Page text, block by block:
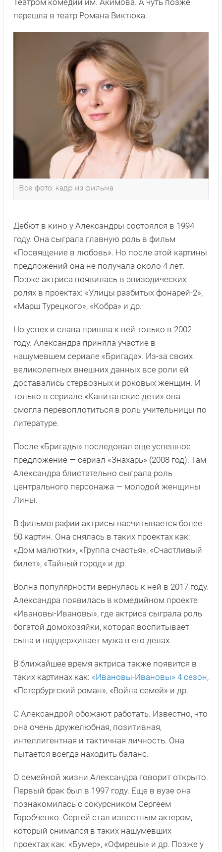
перешла в театр Романа Виктюка.
Все фото: кадр из фильма
Дебют в кино у Александры состоялся в 1994
году. Она сыграла главную роль в фильм
«Посвящение в любовь». Но после этой картины
предложений она не получала около 4 лет.
Позже актриса появилась в эпизодических
ролях в проектах: «Улицы разбитых фонарей-2»,
«Марш Турецкого», «Кобра» и др.
Но успех и слава пришла к ней только в 2002
году. Александра приняла участие в
нашумевшем сериале «Бригада». Из-за своих
великолепных внешних данных все роли ей
доставались стервозных и роковых женщин. И
только в сериале «Капитанские дети» она
смогла перевоплотиться в роль учительницы по
литературе.
После «Бригады» последовал еще успешное
предложение — сериал «Знахарь» (2008 год). Там
Александра блистательно сыграла роль
центрального персонажа — молодой женщины
Лины.
В фильмографии актрисы насчитывается более
50 картин. Она снялась в таких проектах как:
«Дом малютки», «Группа счастья», «Счастливый
билет», «Тайный город» и др.
Волна популярности вернулась к ней в 2017 году.
Александра появилась в комедийном проекте
«Ивановы-Ивановы», где актриса сыграла роль
богатой домохозяйки, которая воспитывает
сына и поддерживает мужа в его делах.
В ближайшее время актриса также появится в
таких картинах как: «Ивановы-Ивановы» 4 сезон,
«Петербургский роман», «Война семей» и др.
С Александрой обожают работать. Известно, что
она очень дружелюбная, позитивная,
интеллигентная и тактичная личность. Она
пытается всегда находить баланс.
О семейной жизни Александра говорит открыто.
Первый брак был в 1997 году. Еще в вузе она
познакомилась с сокурсником Сергеем
Горобченко. Сергей стал известным актером,
который снимался в таких нашумевших
проектах как: «Бумер», «Офирецы» и др. Позже у